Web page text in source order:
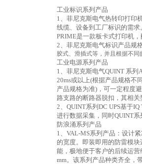
工业标识系列产品
1、菲尼克斯电气热转印打印
线缆、设备到工厂标识的需
PRIME是一款板卡式打印机
2、菲尼克斯电气标识产品规
胶式、滑插式等，并且根据不
工业电源系列产品
1、菲尼克斯电气QUINT 系列
20ms或以上(根据产品规格不
产品规格为准) ，可一定程度
路支路的断路器脱扣，其相
2、 QUINT系列 DC UPS基于IQ
进行数据采集，同时QUINT系
防浪涌系列产品
1、 VAL-MS系列产品：设计
的宽度。即装即用的防雷模
能，极地便于客户的后续运营
mm。该系列产品种类齐全，